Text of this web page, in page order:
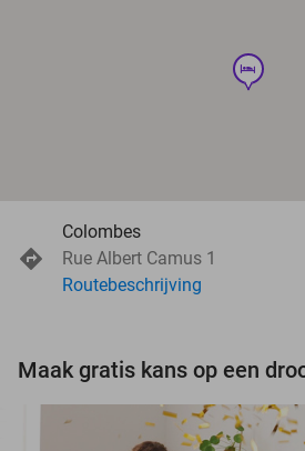
hotel
Colombes
Rue Albert Camus 1
Routebeschrijving